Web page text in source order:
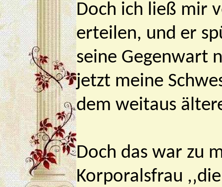
Doch ich ließ mir
erteilen, und er
seine Gegenwart
jetzt meine
dem weitaus
Doch das war zu
Korporalsfrau